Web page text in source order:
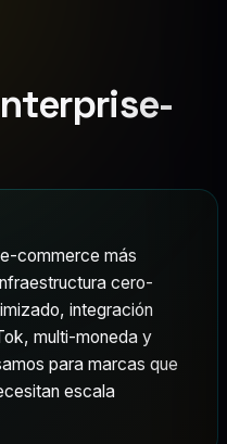
commerce más
cero-
integración
multi-moneda y
para marcas que
escala